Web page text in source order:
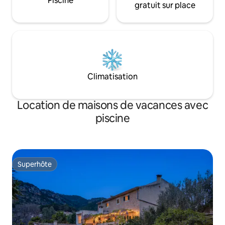
gratuit sur place
Climatisation
Location de maisons de vacances avec
piscine
Superhôte
Superhôte